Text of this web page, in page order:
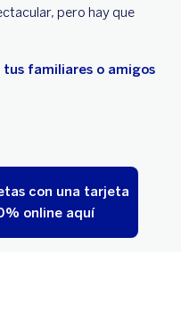
pero hay que
familiares o amigos
con una tarjeta
online aquí